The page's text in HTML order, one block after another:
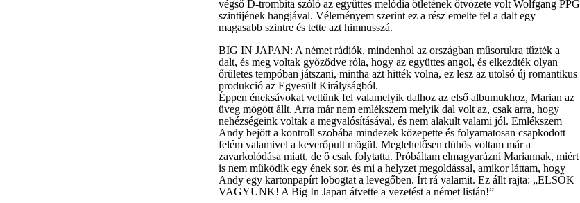
végső D-trombita szóló az együttes melódia ötletének ötvözete volt Wolfgang PPG
szintijének hangjával. Véleményem szerint ez a rész emelte fel a dalt egy
magasabb szintre és tette azt himnusszá.
BIG IN JAPAN: A német rádiók, mindenhol az országban műsorukra tűzték a
dalt, és meg voltak győződve róla, hogy az együttes angol, és elkezdték olyan
őrületes tempóban játszani, mintha azt hitték volna, ez lesz az utolsó új romantikus
produkció az Egyesült Királyságból.
Éppen éneksávokat vettünk fel valamelyik dalhoz az első albumukhoz, Marian az
üveg mögött állt. Arra már nem emlékszem melyik dal volt az, csak arra, hogy
nehézségeink voltak a megvalósításával, és nem alakult valami jól. Emlékszem
Andy bejött a kontroll szobába mindezek közepette és folyamatosan csapkodott
felém valamivel a keverőpult mögül. Meglehetősen dühös voltam már a
zavarkolódása miatt, de ő csak folytatta. Próbáltam elmagyarázni Mariannak, miért
is nem működik egy ének sor, és mi a helyzet megoldással, amikor láttam, hogy
Andy egy kartonpapírt lobogtat a levegőben. Írt rá valamit. Ez állt rajta: „ELSŐK
VAGYUNK! A Big In Japan átvette a vezetést a német listán!”